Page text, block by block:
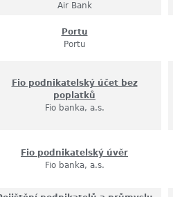
Air Bank
Portu
Portu
Fio podnikatelský účet bez
poplatků
Fio banka, a.s.
Fio podnikatelský úvěr
Fio banka, a.s.